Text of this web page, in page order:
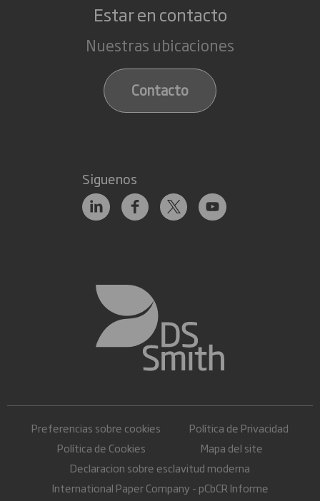
Estar en contacto
Nuestras ubicaciones
Contacto
Siguenos
Preferencias sobre cookies
Política de Privacidad
Política de Cookies
Mapa del site
Declaracion sobre esclavitud moderna
International Paper Company - pCbCR Informe